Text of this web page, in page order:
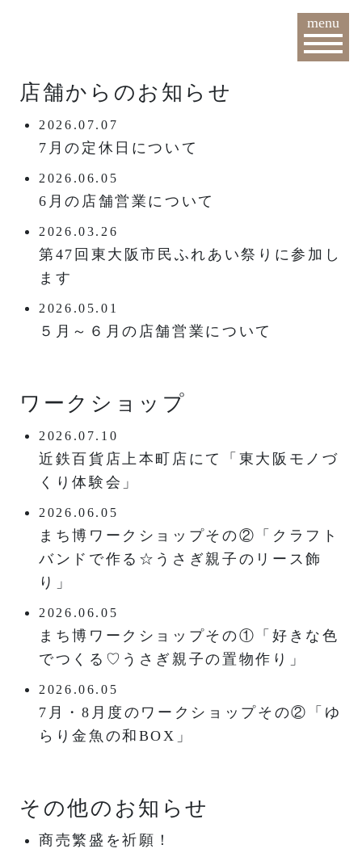
menu
店舗からのお知らせ
2026.07.07
7月の定休日について
2026.06.05
6月の店舗営業について
2026.03.26
第47回東大阪市民ふれあい祭りに参加し
ます
2026.05.01
５月～６月の店舗営業について
ワークショップ
2026.07.10
近鉄百貨店上本町店にて「東大阪モノづ
くり体験会」
2026.06.05
まち博ワークショップその②「クラフト
バンドで作る☆うさぎ親子のリース飾
り」
2026.06.05
まち博ワークショップその①「好きな色
でつくる♡うさぎ親子の置物作り」
2026.06.05
7月・8月度のワークショップその②「ゆ
らり金魚の和BOX」
その他のお知らせ
商売繁盛を祈願！